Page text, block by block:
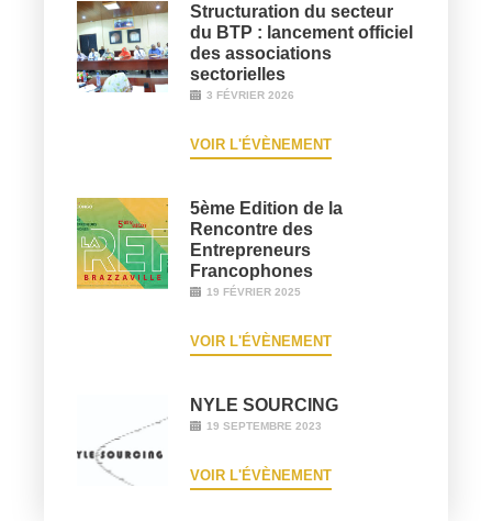
Structuration du secteur
du BTP : lancement officiel
des associations
sectorielles
3 FÉVRIER 2026
VOIR L'ÉVÈNEMENT
5ème Edition de la
Rencontre des
Entrepreneurs
Francophones
19 FÉVRIER 2025
VOIR L'ÉVÈNEMENT
NYLE SOURCING
19 SEPTEMBRE 2023
VOIR L'ÉVÈNEMENT